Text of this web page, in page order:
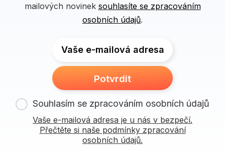
mailových novinek souhlasíte se zpracováním
osobních údajů.
Vaše e-mailová adresa
Potvrdit
Souhlasím se zpracováním osobních údajů
Vaše e-mailová adresa je u nás v bezpečí.
Přečtěte si naše podmínky zpracování
osobních údajů.